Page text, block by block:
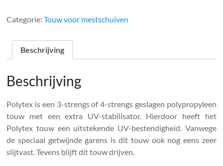
(per
Categorie:Touw voor mestschuiven
Beschrijving
Beschrijving
Polytex is een 3-strengs of 4-strengs geslagen polypropyleen
touw met een extra UV-stabilisator. Hierdoor heeft het
Polytex touw een uitstekende UV-bestendigheid. Vanwege
de speciaal getwijnde garens is dit touw ook nog eens zeer
slijtvast. Tevens blijft dit touw drijven.